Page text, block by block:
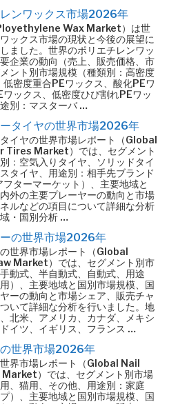
ンワックス市場2026年
Wax Market）は世
ックス市場の現状と今後の展望に
ました。世界のポリエチレンワッ
企業の動向（売上、販売価格、市
ント別市場規模（種類別：高密度
密度重合PEワックス、酸化PEワ
ワックス、低密度ひび割れPEワッ
別：マスターバ …
タイヤの世界市場2026年
イヤの世界市場レポート（Global
Market）では、セグメント
：空気入りタイヤ、ソリッドタイ
タイヤ、用途別：相手先ブランド
ターマーケット）、主要地域と
外の主要プレーヤーの動向と市場
ルなどの項目について詳細な分析
・国別分析 …
の世界市場2026年
世界市場レポート（Global
Market）では、セグメント別市
動式、半自動式、自動式、用途
）、主要地域と国別市場規模、国
ーの動向と市場シェア、販売チャ
いて詳細な分析を行いました。地
北米、アメリカ、カナダ、メキシ
イツ、イギリス、フランス …
世界市場2026年
界市場レポート（Global Nail
）では、セグメント別市場
、猫用、その他、用途別：家庭
）、主要地域と国別市場規模、国